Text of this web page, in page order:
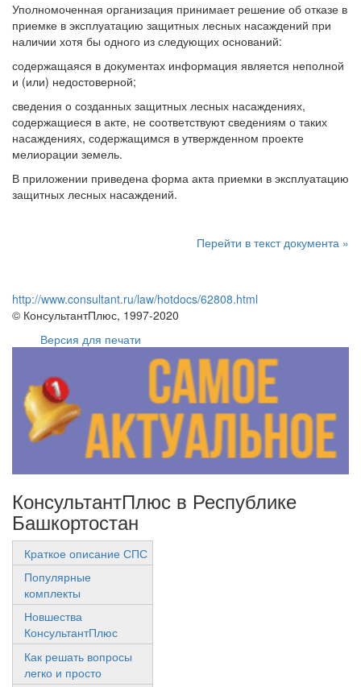
Уполномоченная организация принимает решение об отказе в
приемке в эксплуатацию защитных лесных насаждений при
наличии хотя бы одного из следующих оснований:
содержащаяся в документах информация является неполной
и (или) недостоверной;
сведения о созданных защитных лесных насаждениях,
содержащиеся в акте, не соответствуют сведениям о таких
насаждениях, содержащимся в утвержденном проекте
мелиорации земель.
В приложении приведена форма акта приемки в эксплуатацию
защитных лесных насаждений.
Перейти в текст документа »
http://www.consultant.ru/law/hotdocs/62808.html
© КонсультантПлюс, 1997-2020
Версия для печати
КонсультантПлюс в Республике
Башкортостан
Краткое описание СПС
Популярные
комплекты
Новшества
КонсультантПлюс
Как решать вопросы
легко и просто